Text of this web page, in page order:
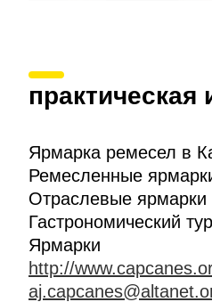
Ярмарка ремесел в
Ремесленные
Отраслевые ярмарки
Гастрономический
Ярмарки
http://